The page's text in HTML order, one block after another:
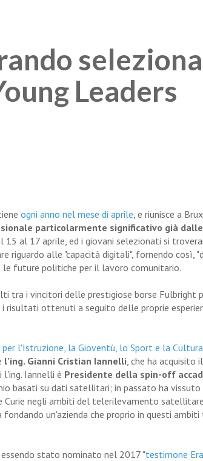
Leaders
ogni anno nel mese di aprile, e riunisce a
particolarmente significativo già
15 al 17 aprile, ed i giovani selezionati si
alle "capacità digitali", fornendo così,
le future politiche per il lavoro comunitario.
tra i vincitori delle prestigiose borse Fulbright
ottenuti a seguito delle proprie
per l'Istruzione, la Gioventù, lo Sport e la Cultura
l'ing. Gianni Cristian Iannelli, che ha acquisito
Iannelli è Presidente della spin-off
basati su dati satellitari; in passato ha vissuto
Curie negli ambiti del telerilevamento
un'azienda che proprio in questi
stato nominato nel 2017 "testimone